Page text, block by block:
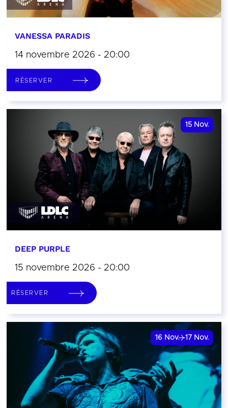
VANESSA PARADIS
14 novembre 2026 - 20:00
RÉSERVER
15 Nov.
DEEP PURPLE
15 novembre 2026 - 20:00
RÉSERVER
16 Nov. 17 Nov.